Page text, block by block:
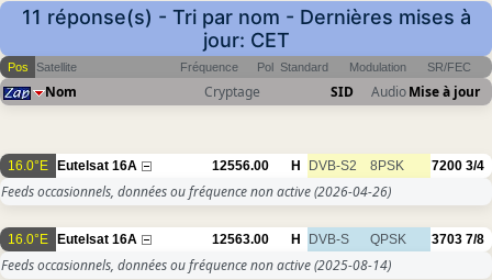
11 réponse(s) - Tri par nom - Dernières mises à
jour: CET
Pos Satellite Fréquence Pol Standard Modulation SR/FEC
Nom Cryptage SID AudioMise à jour
16.0°E Eutelsat 16A 12556.00 H DVB-S2 8PSK 7200 3/4
Feeds occasionnels, données ou fréquence non active(2026-04-26)
16.0°E Eutelsat 16A 12563.00 H DVB-S QPSK 3703 7/8
Feeds occasionnels, données ou fréquence non active(2025-08-14)